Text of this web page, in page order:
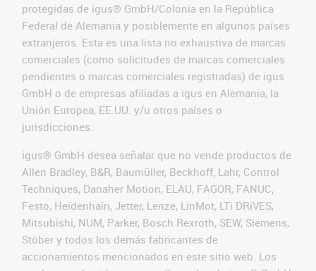
protegidas de igus® GmbH/Colonia en la República
Federal de Alemania y posiblemente en algunos países
extranjeros. Esta es una lista no exhaustiva de marcas
comerciales (como solicitudes de marcas comerciales
pendientes o marcas comerciales registradas) de igus
GmbH o de empresas afiliadas a igus en Alemania, la
Unión Europea, EE.UU. y/u otros países o
jurisdicciones.
igus® GmbH desea señalar que no vende productos de
Allen Bradley, B&R, Baumüller, Beckhoff, Lahr, Control
Techniques, Danaher Motion, ELAU, FAGOR, FANUC,
Festo, Heidenhain, Jetter, Lenze, LinMot, LTi DRiVES,
Mitsubishi, NUM, Parker, Bosch Rexroth, SEW, Siemens,
Stöber y todos los demás fabricantes de
accionamientos mencionados en este sitio web. Los